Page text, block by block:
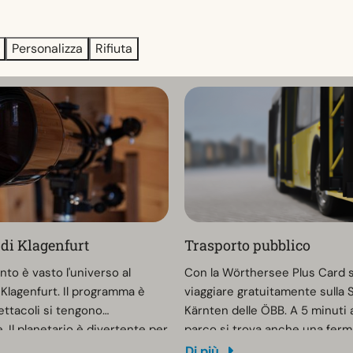
Klagenfurt
è vasto l'universo al
Il programma è
si tengono
Il planetario è divertente per
per gli adulti. Maggiori
Trasporto pubblico
Con la Wörthersee Plus Card
viaggiare gratuitamente sulla
Kärnten delle ÖBB. A 5 minuti
parco si trova anche una
dell'autobus (Zoishütte Gh
Personalizza Rifiuta